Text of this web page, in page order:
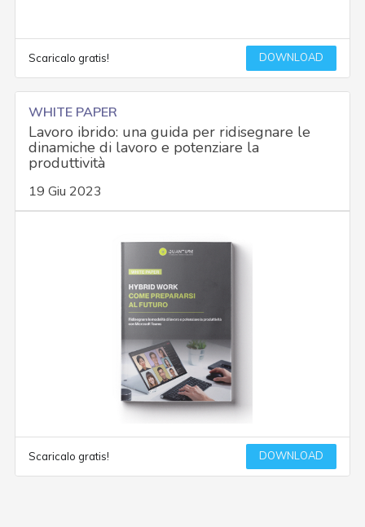
Scaricalo gratis! DOWNLOAD
WHITE PAPER
Lavoro ibrido: una guida per ridisegnare le
dinamiche di lavoro e potenziare la
produttività
19 Giu 2023
Scaricalo gratis! DOWNLOAD